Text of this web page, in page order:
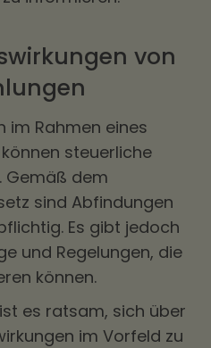
von
im Rahmen eines
steuerliche
Gemäß dem
sind Abfindungen
Es gibt jedoch
und Regelungen, die
können.
es ratsam, sich über
im Vorfeld zu